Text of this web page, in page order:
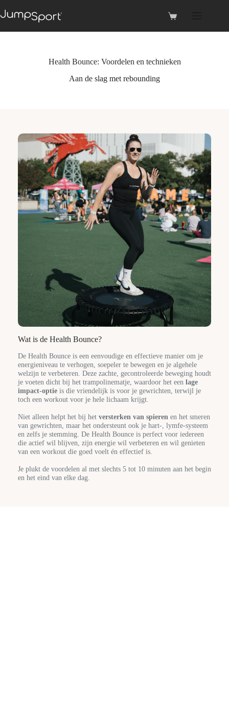
naar
inhoud
Winkelwagen
Health Bounce: Voordelen en technieken
Aan de slag met rebounding
Wat is de Health Bounce?
De Health Bounce is een eenvoudige en effectieve manier om je
energieniveau te verhogen, soepeler te bewegen en je algehele
welzijn te verbeteren. Deze zachte, gecontroleerde beweging houdt
je voeten dicht bij het trampolinematje, waardoor het een lage
impact-optieis die vriendelijk is voor je gewrichten, terwijl je
toch een workout voor je hele lichaam krijgt.
Niet alleen helpt het bij het versterken van spieren en het smeren
van gewrichten, maar het ondersteunt ook je hart-, lymfe-systeem
en zelfs je stemming. De Health Bounce is perfect voor iedereen
die actief wil blijven, zijn energie wil verbeteren en wil genieten
van een workout die goed voelt én effectief is.
Je plukt de voordelen al met slechts 5 tot 10 minuten aan het begin
en het eind van elke dag.